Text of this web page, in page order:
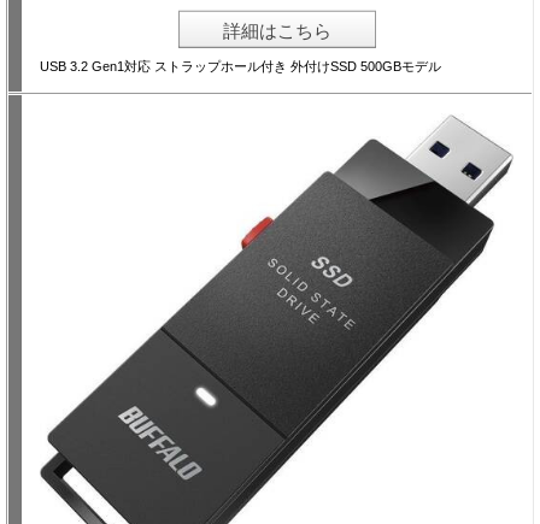
詳細はこちら
USB 3.2 Gen1対応 ストラップホール付き 外付けSSD 500GBモデル